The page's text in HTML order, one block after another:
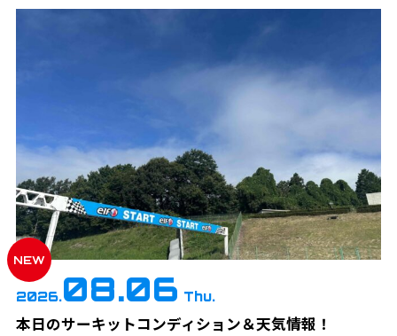
NEW
2026.08.06 Thu.
本日のサーキットコンディション＆天気情報！